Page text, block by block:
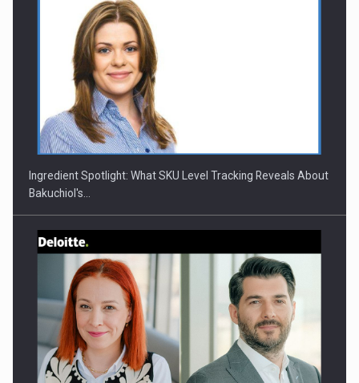
CEO Conference - Shaping The Future - Technology and…
Webinar - Business Evolution-RETHINK STRATEGY-Finantare
Investitii Digitalizare
Ingredient Spotlight: What SKU Level Tracking Reveals About
Bakuchiol's…